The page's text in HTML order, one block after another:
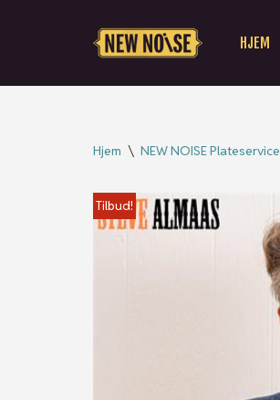
HJEM
Hjem \ NEW NOISE Plateservice
Tilbud!